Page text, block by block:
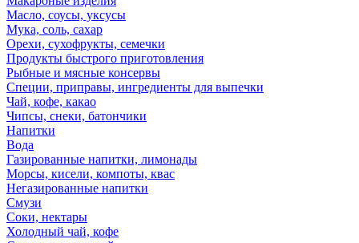
Масло, соусы, уксусы
Мука, соль, сахар
Орехи, сухофрукты, семечки
Продукты быстрого приготовления
Рыбные и мясные консервы
Специи, приправы, ингредиенты для выпечки
Чай, кофе, какао
Чипсы, снеки, батончики
Напитки
Вода
Газированные напитки, лимонады
Морсы, кисели, компоты, квас
Негазированные напитки
Смузи
Соки, нектары
Холодный чай, кофе